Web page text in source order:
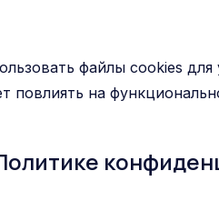
файлы cookies для
повлиять на